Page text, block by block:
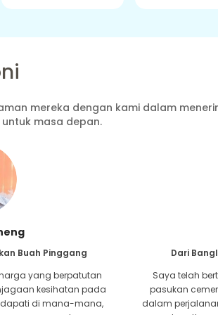
mereka dengan kami dalam
masa depan.
anak saya dan
membantu saya
ke India untuk
Dari
Saya telah
akan dapat
masalah buah